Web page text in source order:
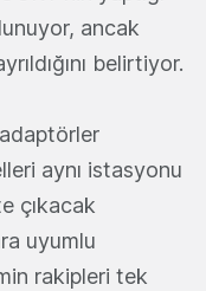
ancak
belirtiyor.
aynı istasyonu
çıkacak
uyumlu
rakipleri tek